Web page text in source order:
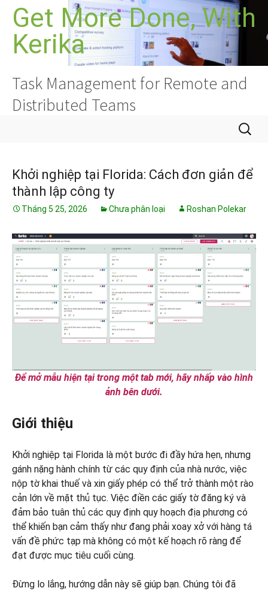
Chuyển
đến
dung
Get More Done, With
Kerika
Task Management for Remote and
Distributed Teams
Tìm
kiếm
Khởi nghiệp tại Florida: Cách đơn giản để
thành lập công ty
Tháng 5 25, 2026 Chưa phân loại Roshan Polekar
Để mở mẫu hiện tại trong một tab mới, hãy nhấp vào hình
ảnh bên dưới.
Giới thiệu
Khởi nghiệp tại Florida là một bước đi đầy hứa hẹn, nhưng
gánh nặng hành chính từ các quy định của nhà nước, việc
nộp tờ khai thuế và xin giấy phép có thể trở thành một rào
cản lớn về mặt thủ tục. Việc điền các giấy tờ đăng ký và
đảm bảo tuân thủ các quy định quy hoạch địa phương có
thể khiến bạn cảm thấy như đang phải xoay xở với hàng tá
vấn đề phức tạp mà không có một kế hoạch rõ ràng để
đạt được mục tiêu cuối cùng.
Đừng lo lắng, hướng dẫn này sẽ giúp bạn. Chúng tôi đã